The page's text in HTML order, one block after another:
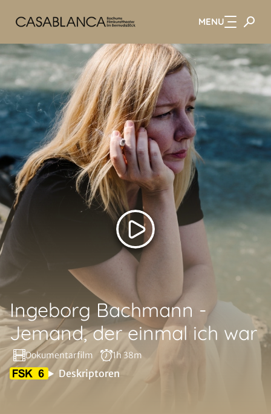
Zum Hauptinhalt springen MENU
Ingeborg Bachmann -
Jemand, der einmal ich war
Dokumentarfilm 1h 38m
Deskriptoren